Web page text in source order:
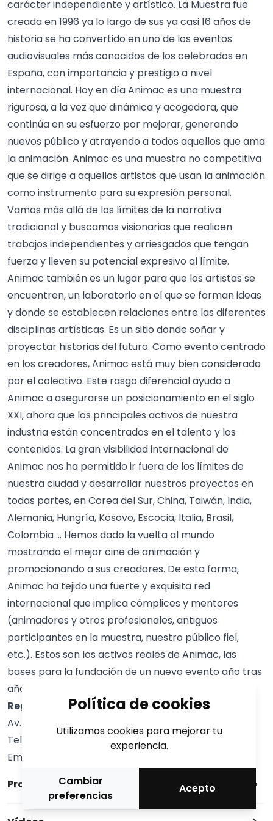
carácter independiente y artístico. La Muestra fue
creada en 1996 ya lo largo de sus ya casi 16 años de
historia se ha convertido en uno de los eventos
audiovisuales más conocidos de los celebrados en
España, con importancia y prestigio a nivel
internacional. Hoy en día Animac es una muestra
rigurosa, a la vez que dinámica y acogedora, que
continúa en su esfuerzo por mejorar, generando
nuevos público y atrayendo a todos aquellos que ama
la animación. Animac es una muestra no competitiva
que se dirige a aquellos artistas que usan la animación
como instrumento para su expresión personal.
Vamos más allá de los límites de la narrativa
tradicional y buscamos visionarios que realicen
trabajos independientes y arriesgados que tengan
fuerza y ​​lleven su potencial expresivo al límite.
Animac también es un lugar para que los artistas se
encuentren, un laboratorio en el que se forman ideas
y donde se establecen relaciones entre las diferentes
disciplinas artísticas. Es un sitio donde soñar y
proyectar historias del futuro. Como evento centrado
en los creadores, Animac está muy bien considerado
por el colectivo. Este rasgo diferencial ayuda a
Animac a asegurarse un posicionamiento en el siglo
XXI, ahora que los principales activos de nuestra
industria están concentrados en el talento y los
contenidos. La gran visibilidad internacional de
Animac nos ha permitido ir fuera de los límites de
nuestra ciudad y desarrollar nuestros proyectos en
todas partes, en Corea del Sur, China, Taiwán, India,
Alemania, Hungría, Kosovo, Escocia, Italia, Brasil,
Colombia … Hemos dado la vuelta al mundo
mostrando el mejor cine de animación y
promocionando a sus creadores. De esta forma,
Animac ha tejido una fuerte y exquisita red
internacional que implica cómplices y mentores
(animadores y otros profesionales, antiguos
participantes en la muestra, nuestro público fiel,
etc.). Estos son los activos reales de Animac, las
bases para la fundación de un nuevo evento año tras
año, siempre más ambicioso y eficiente.
Regidoria de Cultura
Av. Blondel, 64 25002 Lleida (Espanya)
Tel/Fax: +34 973 700 325
Email:
Programa
Política de cookies
Utilizamos cookies para mejorar tu
experiencia.
Cambiar
preferencias
Acepto